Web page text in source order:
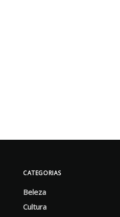
CATEGORIAS
Beleza
Cultura